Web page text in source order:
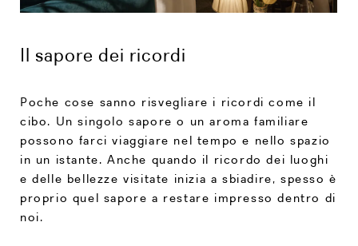
Il sapore dei ricordi
Poche cose sanno risvegliare i ricordi come il
cibo. Un singolo sapore o un aroma familiare
possono farci viaggiare nel tempo e nello spazio
in un istante. Anche quando il ricordo dei luoghi
e delle bellezze visitate inizia a sbiadire, spesso è
proprio quel sapore a restare impresso dentro di
noi.